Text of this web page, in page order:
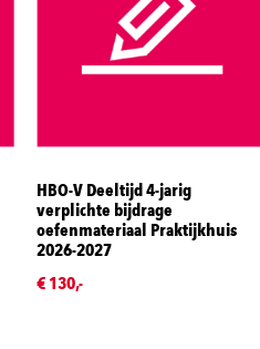
HBO-V Deeltijd 4-jarig
verplichte bijdrage
oefenmateriaal Praktijkhuis
2026-2027
€ 130,-